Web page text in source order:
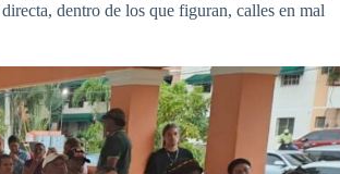
dentro de los que figuran, calles en mal